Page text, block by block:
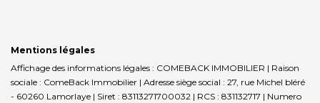
Mentions légales
Affichage des informations légales : COMEBACK IMMOBILIER | Raison
sociale : ComeBack Immobilier | Adresse siège social : 27, rue Michel bléré
- 60260 Lamorlaye | Siret : 83113271700032 | RCS : 831132717 | Numero